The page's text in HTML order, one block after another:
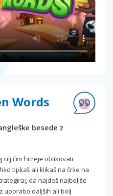
Words
besede z
cilj čim hitreje oblikovati
tipkaš ali klikaš na črke na
da najdeš najboljše
uporabo daljših ali bolj